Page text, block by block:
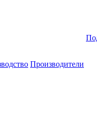
Производители